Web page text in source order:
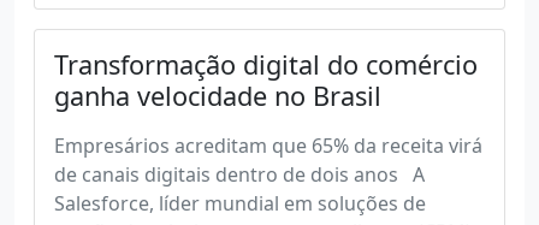
Transformação digital do comércio
ganha velocidade no Brasil
Empresários acreditam que 65% da receita virá
de canais digitais dentro de dois anos A
Salesforce, líder mundial em soluções de